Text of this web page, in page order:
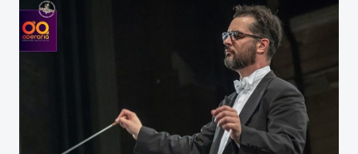
ПОЗОРИШТЕ
БИЛО
НАШЕГ
ДРУШТВА